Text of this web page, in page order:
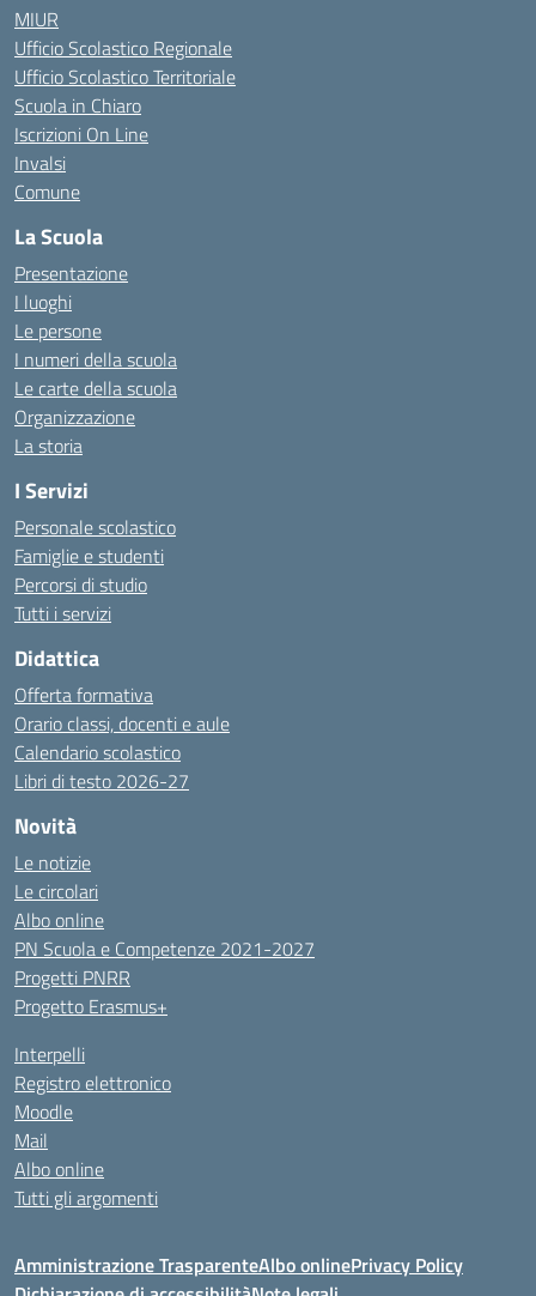
MIUR
Ufficio Scolastico Regionale
Ufficio Scolastico Territoriale
Scuola in Chiaro
Iscrizioni On Line
Invalsi
Comune
La Scuola
Presentazione
I luoghi
Le persone
I numeri della scuola
Le carte della scuola
Organizzazione
La storia
I Servizi
Personale scolastico
Famiglie e studenti
Percorsi di studio
Tutti i servizi
Didattica
Offerta formativa
Orario classi, docenti e aule
Calendario scolastico
Libri di testo 2026-27
Novità
Le notizie
Le circolari
Albo online
PN Scuola e Competenze 2021-2027
Progetti PNRR
Progetto Erasmus+
Interpelli
Registro elettronico
Moodle
Mail
Albo online
Tutti gli argomenti
Amministrazione TrasparenteAlbo onlinePrivacy Policy